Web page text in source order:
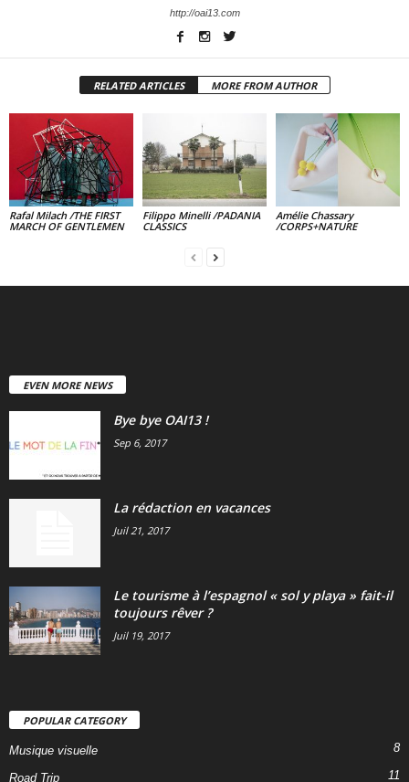
http://oai13.com
RELATED ARTICLES MORE FROM AUTHOR
Rafal Milach /THE FIRST
MARCH OF GENTLEMEN
Filippo Minelli /PADANIA
CLASSICS
Amélie Chassary
/CORPS+NATURE
EVEN MORE NEWS
Bye bye OAI13 !
Sep 6, 2017
La rédaction en vacances
Juil 21, 2017
Le tourisme à l’espagnol « sol y playa » fait-il
toujours rêver ?
Juil 19, 2017
POPULAR CATEGORY
Musique visuelle 8
Road Trip 11